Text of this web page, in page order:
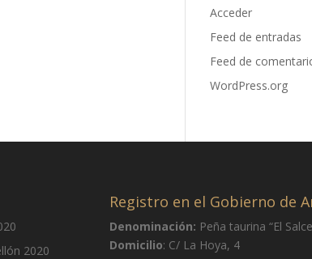
Acceder
Feed de entradas
Feed de
WordPress.org
2020
Registro en el Gobierno de
Denominación: Peña taurina “El
Domicilio: C/ La Hoya, 4